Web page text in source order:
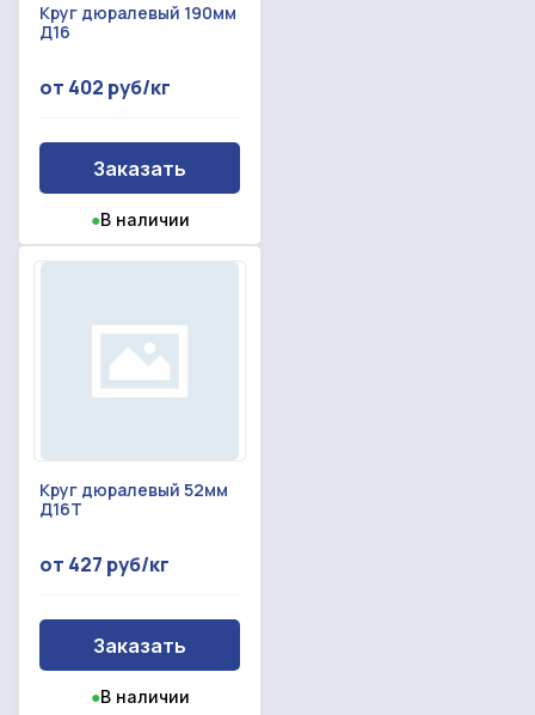
Круг дюралевый 190мм
Д16
от 402 руб/кг
Заказать
●В наличии
Круг дюралевый 52мм
Д16Т
от 427 руб/кг
Заказать
●В наличии